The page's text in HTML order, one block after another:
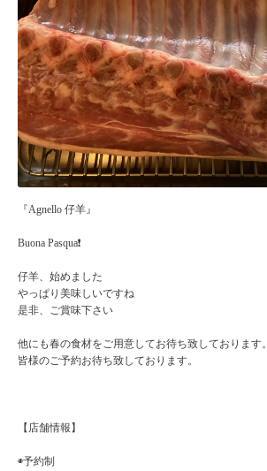
『Agnello 仔羊』
Buona Pasqua❗️
仔羊、始めました
やっぱり美味しいですね
是非、ご賞味下さい
他にも春の食材をご用意してお待ち致しております。
皆様のご予約お待ち致しております。
【店舗情報】
◉予約制